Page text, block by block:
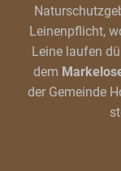
Leinenpflicht,
Leine laufen
dem
der Gemeinde